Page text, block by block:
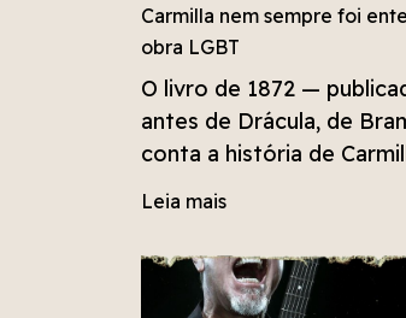
Carmilla nem sempre foi
obra LGBT
O livro de 1872 —
antes de Drácula, de
conta a história de
vampira lésbica da
período marcado por
patriarcal e conser
Leia mais